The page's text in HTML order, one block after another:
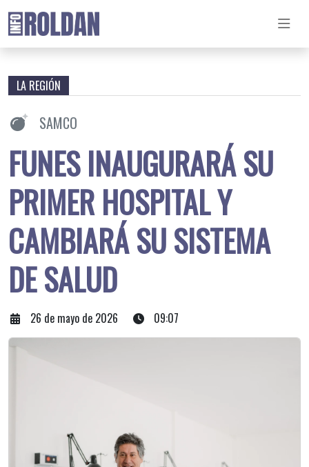
LA REGIÓN
SAMCO
FUNES INAUGURARÁ SU
PRIMER HOSPITAL Y
CAMBIARÁ SU SISTEMA
DE SALUD
26 de mayo de 2026 09:07